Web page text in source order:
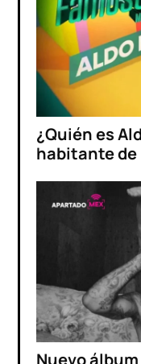
¿Quién es
habitante de
Nuevo